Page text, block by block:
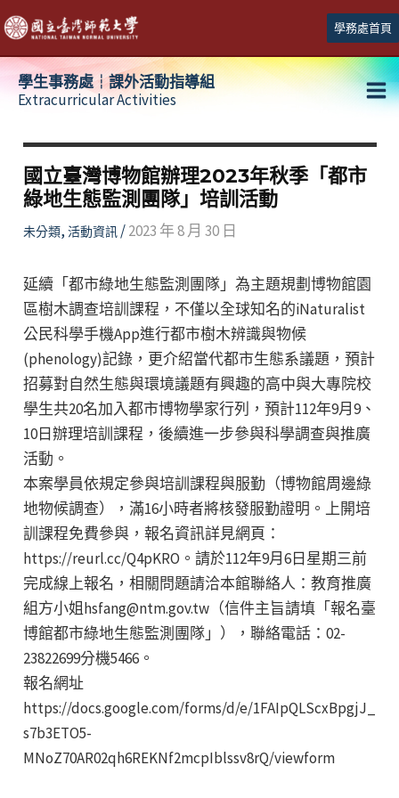
跳
至
主
學務處首頁
學生事務處┆課外活動指導組
Extracurricular Activities
國立臺灣博物館辦理2023年秋季「都市
綠地生態監測團隊」培訓活動
未分類, 活動資訊/2023 年 8 月 30 日
延續「都市綠地生態監測團隊」為主題規劃博物館園
區樹木調查培訓課程，不僅以全球知名的iNaturalist
公民科學手機App進行都市樹木辨識與物候
(phenology)記錄，更介紹當代都市生態系議題，預計
招募對自然生態與環境議題有興趣的高中與大專院校
學生共20名加入都市博物學家行列，預計112年9月9、
10日辦理培訓課程，後續進一步參與科學調查與推廣
活動。
本案學員依規定參與培訓課程與服勤（博物館周邊綠
地物候調查），滿16小時者將核發服勤證明。上開培
訓課程免費參與，報名資訊詳見網頁：
https://reurl.cc/Q4pKRO。請於112年9月6日星期三前
完成線上報名，相關問題請洽本館聯絡人：教育推廣
組方小姐hsfang@ntm.gov.tw（信件主旨請填「報名臺
博館都市綠地生態監測團隊」），聯絡電話：02-
23822699分機5466。
報名網址
https://docs.google.com/forms/d/e/1FAIpQLScxBpgjJ_
s7b3ETO5-
MNoZ70AR02qh6REKNf2mcpIblssv8rQ/viewform